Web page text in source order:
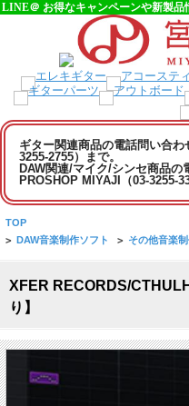
LINE＠ お得なキャンペーンや新製
ギター関連商品の電話問い合
3255-2755）まで。
DAW関連/マイク/シンセ商品
PROSHOP MIYAJI（03-3255-
TOP
> DAW音楽制作ソフト > その他音楽
XFER RECORDS/
り】